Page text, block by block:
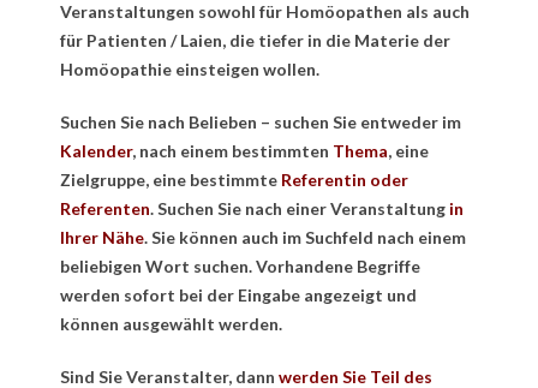
Veranstaltungen sowohl für Homöopathen als auch
für Patienten / Laien, die tiefer in die Materie der
Homöopathie einsteigen wollen.
Suchen Sie nach Belieben – suchen Sie entweder im
Kalender, nach einem bestimmten Thema, eine
Zielgruppe, eine bestimmte Referentin oder
Referenten. Suchen Sie nach einer Veranstaltung in
Ihrer Nähe. Sie können auch im Suchfeld nach einem
beliebigen Wort suchen. Vorhandene Begriffe
werden sofort bei der Eingabe angezeigt und
können ausgewählt werden.
Sind Sie Veranstalter, dann werden Sie Teil des